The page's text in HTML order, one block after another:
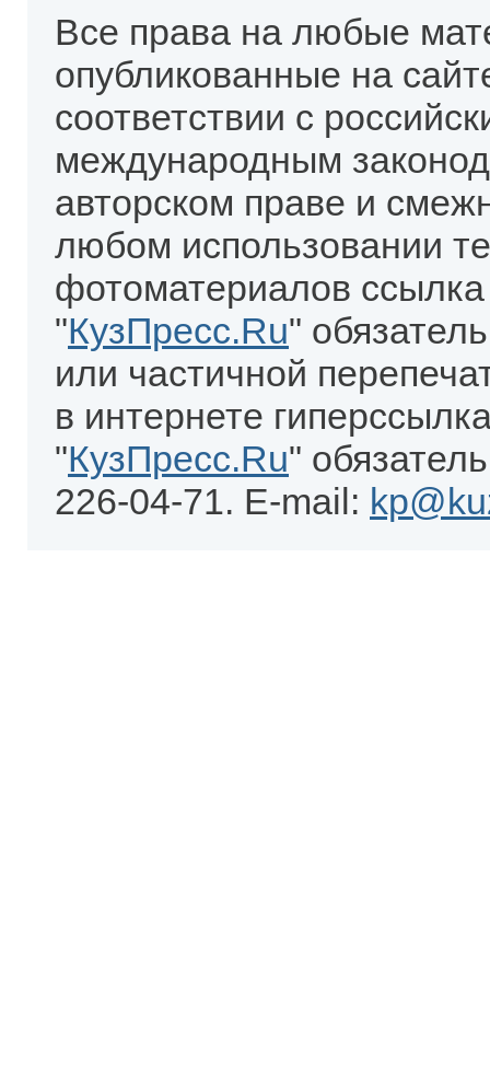
Все права на любые
опубликованные на
соответствии с
международным
авторском праве и
любом использовании
фотоматериалов
"КузПресс.Ru"
или частичной
в интернете
"КузПресс.Ru"
226-04-71. E-mail: